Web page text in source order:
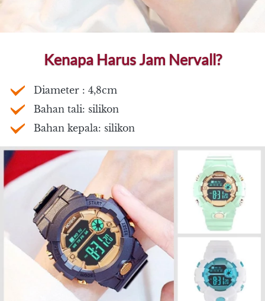
Kenapa Harus Jam Nervall?
Diameter : 4,8cm
Bahan tali: silikon
Bahan kepala: silikon